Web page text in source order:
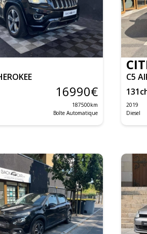
16990€
187500km
Boîte Automatique
C5
131
2019
Diesel